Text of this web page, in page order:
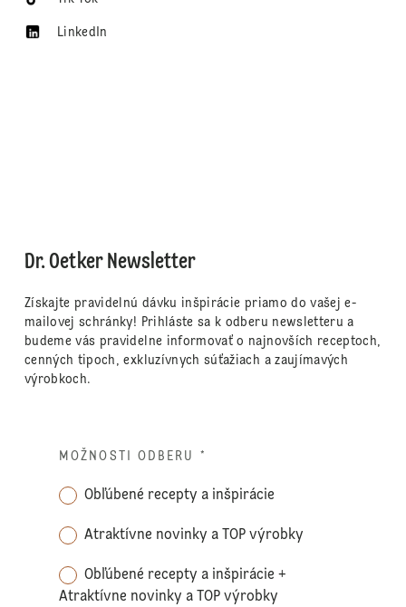
LinkedIn
Dr. Oetker Newsletter
Získajte pravidelnú dávku inšpirácie priamo do vašej e-
mailovej schránky! Prihláste sa k odberu newsletteru a
budeme vás pravidelne informovať o najnovších receptoch,
cenných tipoch, exkluzívnych súťažiach a zaujímavých
výrobkoch.
MOŽNOSTI ODBERU *
Obľúbené recepty a inšpirácie
Atraktívne novinky a TOP výrobky
Obľúbené recepty a inšpirácie +
Atraktívne novinky a TOP výrobky